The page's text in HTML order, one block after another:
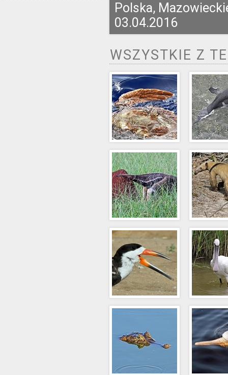
Polska,
03.04.2016
WSZYSTKIE Z